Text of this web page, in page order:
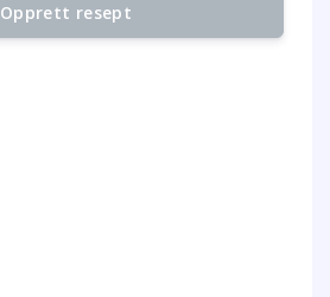
Opprett resept